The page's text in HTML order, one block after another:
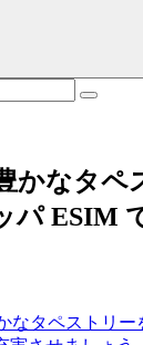
かなタペ
パ ESIM
なタペストリー